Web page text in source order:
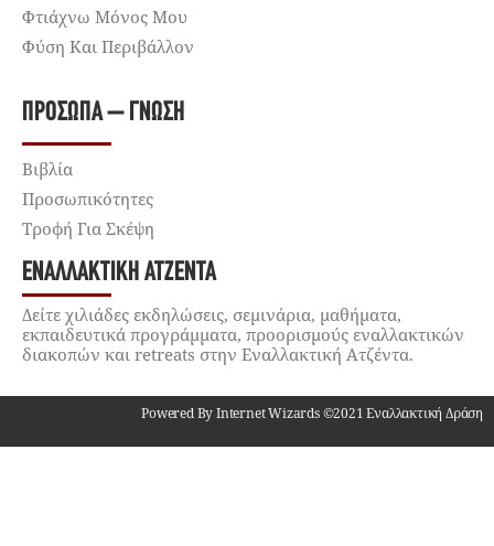
Φτιάχνω Μόνος Μου
Φύση Και Περιβάλλον
ΠΡΌΣΩΠΑ – ΓΝΏΣΗ
Βιβλία
Προσωπικότητες
Τροφή Για Σκέψη
ΕΝΑΛΛΑΚΤΙΚΉ ΑΤΖΈΝΤΑ
Δείτε χιλιάδες εκδηλώσεις, σεμινάρια, μαθήματα,
εκπαιδευτικά προγράμματα, προορισμούς εναλλακτικών
διακοπών και retreats στην Εναλλακτική Ατζέντα.
Powered By Internet Wizards ©2021 Εναλλακτική Δράση